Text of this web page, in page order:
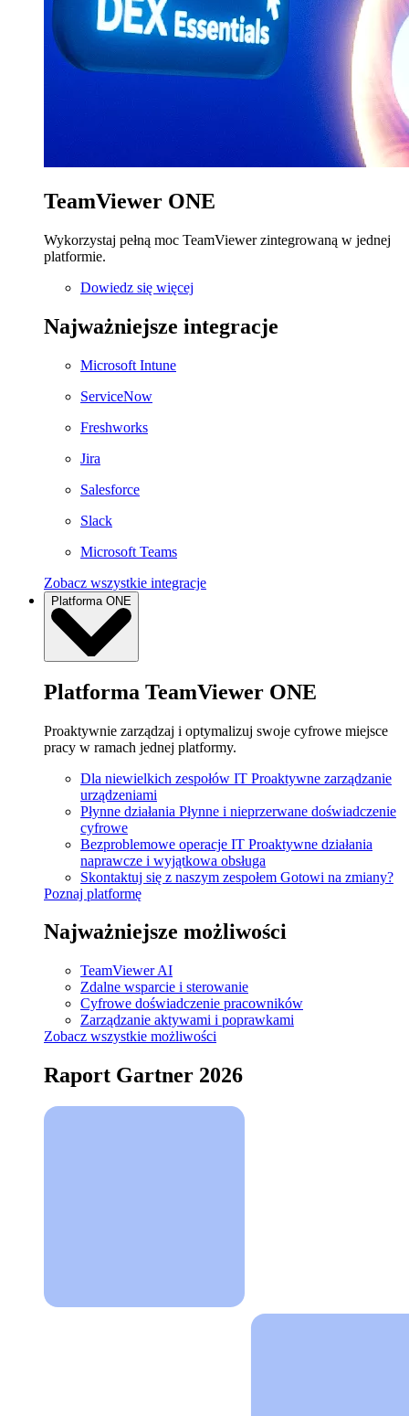
TeamViewer ONE
Wykorzystaj pełną moc TeamViewer zintegrowaną w jednej
platformie.
Dowiedz się więcej
Najważniejsze integracje
Microsoft Intune
ServiceNow
Freshworks
Jira
Salesforce
Slack
Microsoft Teams
Zobacz wszystkie integracje
Platforma ONE
Platforma TeamViewer ONE
Proaktywnie zarządzaj i optymalizuj swoje cyfrowe miejsce
pracy w ramach jednej platformy.
Dla niewielkich zespołów IT Proaktywne zarządzanie
urządzeniami
Płynne działania Płynne i nieprzerwane doświadczenie
cyfrowe
Bezproblemowe operacje IT Proaktywne działania
naprawcze i wyjątkowa obsługa
Skontaktuj się z naszym zespołem Gotowi na zmiany?
Poznaj platformę
Najważniejsze możliwości
TeamViewer AI
Zdalne wsparcie i sterowanie
Cyfrowe doświadczenie pracowników
Zarządzanie aktywami i poprawkami
Zobacz wszystkie możliwości
Raport Gartner 2026